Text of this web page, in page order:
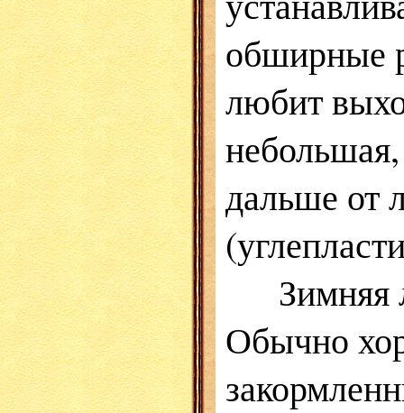
обширные
любит
дальше от
Зимняя
Обычно